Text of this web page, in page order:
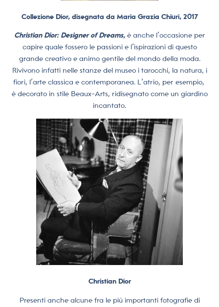
Collezione Dior, disegnata da Maria Grazia Chiuri, 2017
Christian Dior: Designer of Dreams,è anche l’occasione per
capire quale fossero le passioni e l’ispirazioni di questo
grande creativo e animo gentile del mondo della moda.
Rivivono infatti nelle stanze del museo i tarocchi, la natura, i
fiori, l’arte classica e contemporanea. L’atrio, per esempio,
è decorato in stile Beaux-Arts, ridisegnato come un giardino
incantato.
Christian Dior
Presenti anche alcune fra le più importanti fotografie di